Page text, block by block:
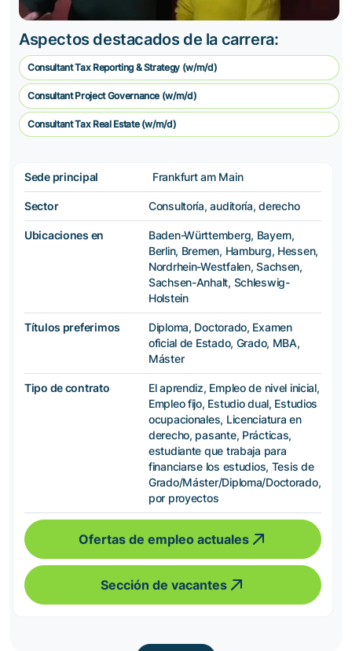
Aspectos destacados de la carrera:
Consultant Tax Reporting & Strategy (w/m/d)
Consultant Project Governance (w/m/d)
Consultant Tax Real Estate (w/m/d)
Sede principal Frankfurt am Main
Sector Consultoría, auditoría, derecho
Ubicaciones en
Baden-Württemberg, Bayern,
Berlin, Bremen, Hamburg, Hessen,
Nordrhein-Westfalen, Sachsen,
Sachsen-Anhalt, Schleswig-
Holstein
Títulos preferimos
Diploma, Doctorado, Examen
oficial de Estado, Grado, MBA,
Máster
Tipo de contrato
El aprendiz, Empleo de nivel inicial,
Empleo fijo, Estudio dual, Estudios
ocupacionales, Licenciatura en
derecho, pasante, Prácticas,
estudiante que trabaja para
financiarse los estudios, Tesis de
Grado/Máster/Diploma/Doctorado,
por proyectos
Ofertas de empleo actuales
Sección de vacantes